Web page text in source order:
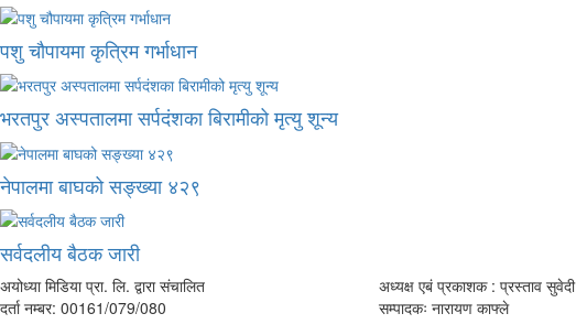
पशु चौपायमा कृत्रिम गर्भाधान
भरतपुर अस्पतालमा सर्पदंशका बिरामीको मृत्यु शून्य
नेपालमा बाघको सङ्ख्या ४२९
सर्वदलीय बैठक जारी
अयोध्या मिडिया प्रा. लि. द्वारा संचालित
दर्ता नम्बर: 00161/079/080
अध्यक्ष एबं प्रकाशक : प्रस्ताव सुवेदी
सम्पादकः नारायण काफ्ले